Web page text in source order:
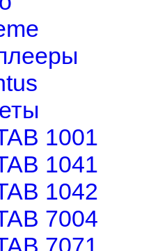
1001
1041
1042
7004
7071